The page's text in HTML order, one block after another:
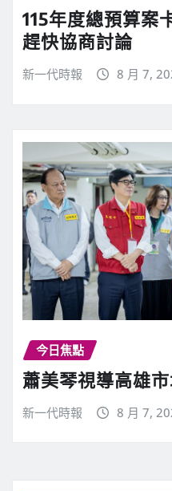
115年度總預算案
趕快協商討論
新一代時報 8 月 7,
今日焦點
蕭美琴視導高雄
新一代時報 8 月 7,